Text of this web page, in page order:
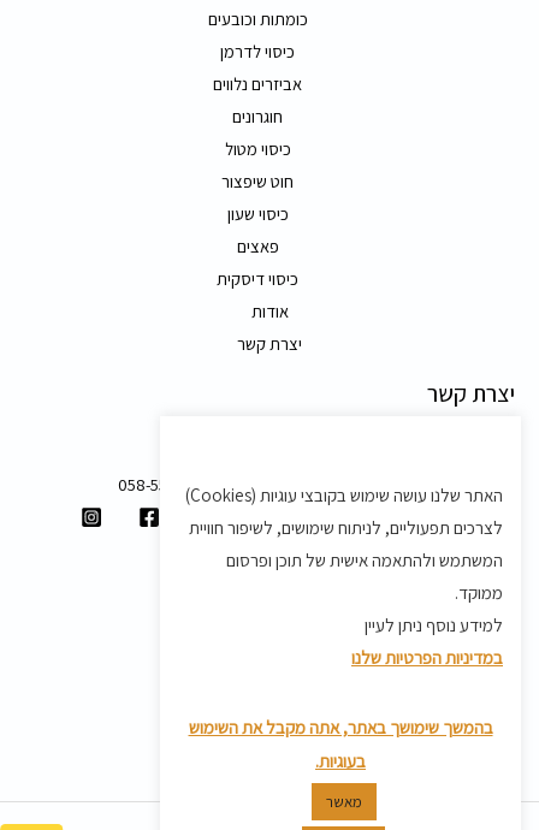
כומתות וכובעים
כיסוי לדרמן
אביזרים נלווים
חוגרונים
כיסוי מטול
חוט שיפצור
כיסוי שעון
פאצים
כיסוי דיסקית
אודות
יצרת קשר
יצרת קשר
058-5557588
shvartz.order@gmail.com
תנאים ותקנון
מדיניות החזרת מוצרים
האתר שלנו עושה שימוש בקובצי עוגיות (Cookies)
לצרכים תפעוליים, לניתוח שימושים, לשיפור חוויית
המשתמש ולהתאמה אישית של תוכן ופרסום
ממוקד.
למידע נוסף ניתן לעיין
במדיניות הפרטיות שלנו
בהמשך שימושך באתר, אתה מקבל את השימוש
בעוגיות.
מאשר